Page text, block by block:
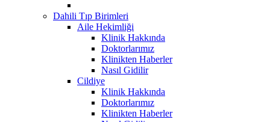
Dahili Tıp Birimleri
Aile Hekimliği
Klinik Hakkında
Doktorlarımız
Klinikten Haberler
Nasıl Gidilir
Cildiye
Klinik Hakkında
Doktorlarımız
Klinikten Haberler